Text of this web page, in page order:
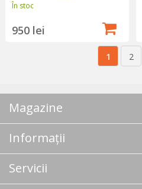
În stoc
950 lei
1 2
Magazine
Informații
Servicii